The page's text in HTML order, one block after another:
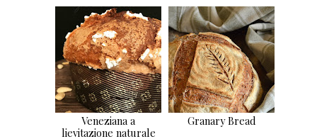
Veneziana a
lievitazione naturale
Granary Bread